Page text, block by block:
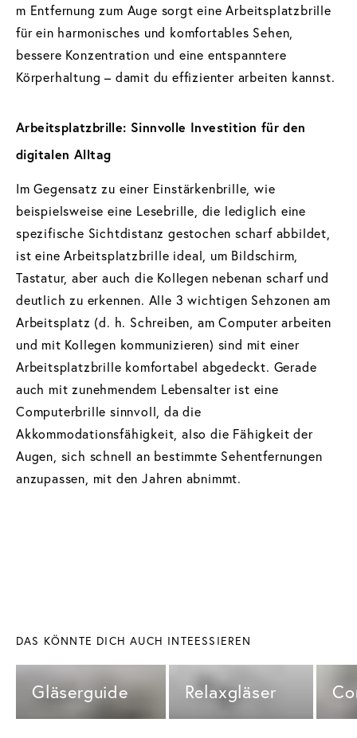
m Entfernung zum Auge sorgt eine Arbeitsplatzbrille
für ein harmonisches und komfortables Sehen,
bessere Konzentration und eine entspanntere
Körperhaltung – damit du effizienter arbeiten kannst.
Arbeitsplatzbrille: Sinnvolle Investition für den
digitalen Alltag
Im Gegensatz zu einer Einstärkenbrille, wie
beispielsweise eine Lesebrille, die lediglich eine
spezifische Sichtdistanz gestochen scharf abbildet,
ist eine Arbeitsplatzbrille ideal, um Bildschirm,
Tastatur, aber auch die Kollegen nebenan scharf und
deutlich zu erkennen. Alle 3 wichtigen Sehzonen am
Arbeitsplatz (d. h. Schreiben, am Computer arbeiten
und mit Kollegen kommunizieren) sind mit einer
Arbeitsplatzbrille komfortabel abgedeckt. Gerade
auch mit zunehmendem Lebensalter ist eine
Computerbrille sinnvoll, da die
Akkommodationsfähigkeit, also die Fähigkeit der
Augen, sich schnell an bestimmte Sehentfernungen
anzupassen, mit den Jahren abnimmt.
DAS KÖNNTE DICH AUCH INTEESSIEREN
Gläserguide Relaxgläser